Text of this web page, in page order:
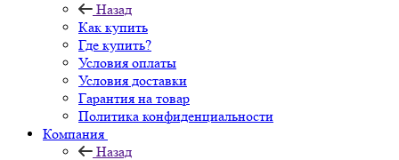
Назад
Как купить
Где купить?
Условия оплаты
Условия доставки
Гарантия на товар
Политика конфиденциальности
Компания
Назад